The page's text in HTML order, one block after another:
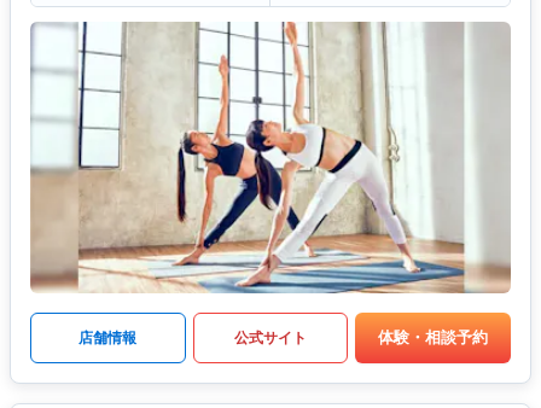
店舗情報 公式サイト 体験・相談予約